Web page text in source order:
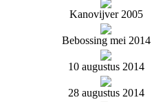
Kanovijver 2005
Bebossing mei 2014
10 augustus 2014
28 augustus 2014